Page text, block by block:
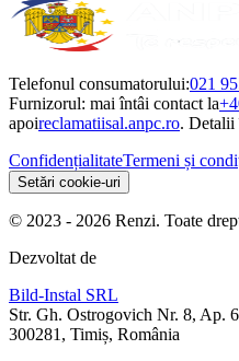
Telefonul consumatorului:021
Furnizorul: mai întâi contact la
apoireclamatiisal.anpc.ro. Detalii
ConfidențialitateTermeni și
Setări cookie-uri
© 2023 - 2026 Renzi. Toate
Dezvoltat de
Bild-Instal SRL
Str. Gh. Ostrogovich Nr. 8, Ap.
300281, Timiș, România